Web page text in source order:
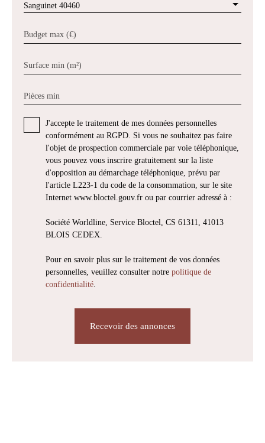
Sanguinet 40460
Budget max (€)
Surface min (m²)
Pièces min
J'accepte le traitement de mes données personnelles
conformément au RGPD. Si vous ne souhaitez pas faire
l'objet de prospection commerciale par voie téléphonique,
vous pouvez vous inscrire gratuitement sur la liste
d'opposition au démarchage téléphonique, prévu par
l'article L223-1 du code de la consommation, sur le site
Internet www.bloctel.gouv.fr ou par courrier adressé à :
Société Worldline, Service Bloctel, CS 61311, 41013
BLOIS CEDEX.
Pour en savoir plus sur le traitement de vos données
personnelles, veuillez consulter notre politique de
confidentialité
Recevoir des annonces